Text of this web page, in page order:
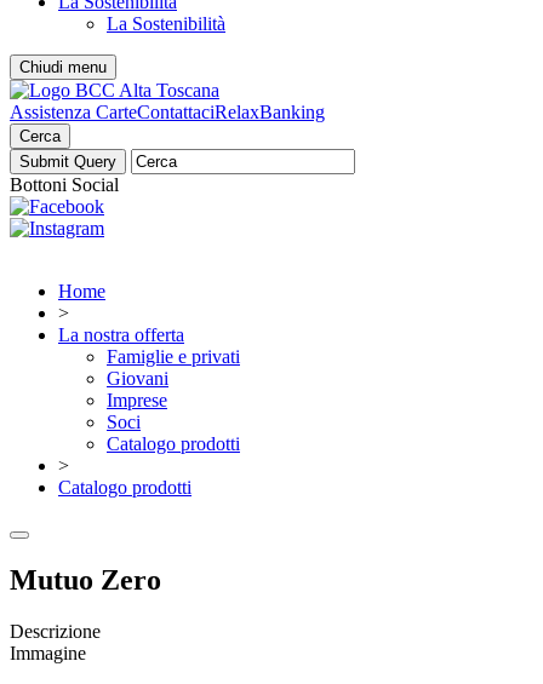
La Sostenibilità
Chiudi menu
Assistenza CarteContattaciRelaxBanking
Cerca
Bottoni Social
Home
>
La nostra offerta
Famiglie e privati
Giovani
Imprese
Soci
Catalogo prodotti
>
Catalogo prodotti
Mutuo Zero
Descrizione
Immagine